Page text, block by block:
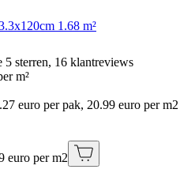
1.68 m²
5 sterren, 16 klantreviews
m²
euro per pak, 20.99 euro per m2
euro per m2